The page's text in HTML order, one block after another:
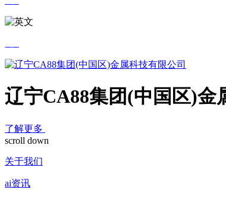
辽宁CA88集团(中国区)金
了解更多
scroll down
关于我们
ai资讯